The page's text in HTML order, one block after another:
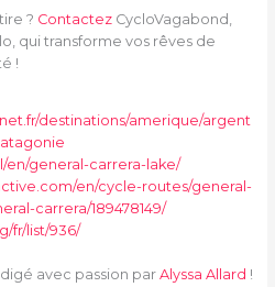
? ContactezCycloVagabond,
qui transforme vos rêves de
!
destinations/amerique/argent
en/general-carrera-lake/
en/cycle-routes/general-
carrera/189478149/
fr/list/936/
avec passion parAlyssa Allard !